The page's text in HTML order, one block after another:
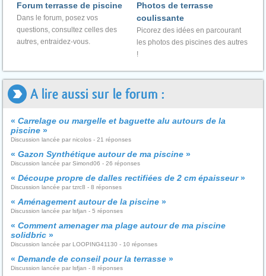
Forum terrasse de piscine
Dans le forum, posez vos
questions, consultez celles des
autres, entraidez-vous.
Photos de terrasse
coulissante
Picorez des idées en parcourant
les photos des piscines des autres
!
A lire aussi sur le forum :
« Carrelage ou margelle et baguette alu autours de la
piscine »
Discussion lancée par nicolos - 21 réponses
« Gazon Synthétique autour de ma piscine »
Discussion lancée par Simond06 - 26 réponses
« Découpe propre de dalles rectifiées de 2 cm épaisseur»
Discussion lancée par tzrc8 - 8 réponses
« Aménagement autour de la piscine »
Discussion lancée par lsfjan - 5 réponses
« Comment amenager ma plage autour de ma piscine
solidbric »
Discussion lancée par LOOPING41130 - 10 réponses
« Demande de conseil pour la terrasse »
Discussion lancée par lsfjan - 8 réponses